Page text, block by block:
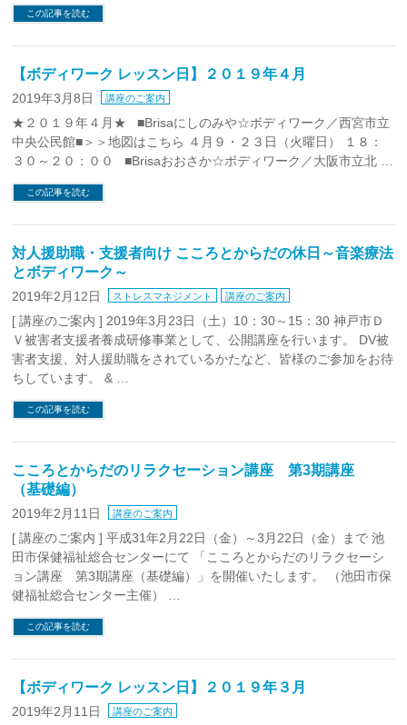
この記事を読む
【ボディワーク レッスン日】２０１９年４月
2019年3月8日 講座のご案内
★２０１９年４月★ ■Brisaにしのみや☆ボディワーク／西宮市立
中央公民館■＞＞地図はこちら ４月９・２３日（火曜日） １８：
３０～２０：００ ■Brisaおおさか☆ボディワーク／大阪市立北 …
この記事を読む
対人援助職・支援者向け こころとからだの休日～音楽療法
とボディワーク～
2019年2月12日 ストレスマネジメント 講座のご案内
[ 講座のご案内 ] 2019年3月23日（土）10：30～15：30 神戸市Ｄ
Ｖ被害者支援者養成研修事業として、公開講座を行います。 DV被
害者支援、対人援助職をされているかたなど、皆様のご参加をお待
ちしています。 & …
この記事を読む
こころとからだのリラクセーション講座 第3期講座
（基礎編）
2019年2月11日 講座のご案内
[ 講座のご案内 ] 平成31年2月22日（金）～3月22日（金）まで 池
田市保健福祉総合センターにて 「こころとからだのリラクセーシ
ョン講座 第3期講座（基礎編）」を開催いたします。 （池田市保
健福祉総合センター主催） …
この記事を読む
【ボディワーク レッスン日】２０１９年３月
2019年2月11日 講座のご案内